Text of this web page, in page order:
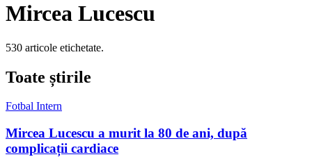
Mircea Lucescu
530 articole etichetate.
Toate știrile
Fotbal Intern
Mircea Lucescu a murit la 80 de ani, după
complicații cardiace